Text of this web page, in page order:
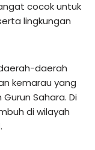
cocok untuk
lingkungan
daerah
kemarau yang
Sahara. Di
di wilayah